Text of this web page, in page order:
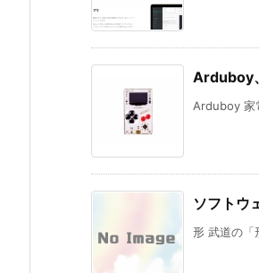
Arduboy
Arduboy 家
ソフトウ
形 武道の「